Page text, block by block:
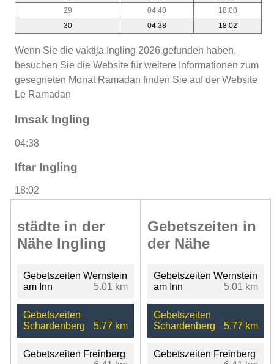
29
04:40
18:00
30
04:38 18:02
Wenn Sie die vaktija Ingling 2026 gefunden haben,
besuchen Sie die Website für weitere Informationen zum
gesegneten Monat Ramadan finden Sie auf der Website
Le Ramadan
Imsak Ingling
04:38
Iftar Ingling
18:02
städte in der
Nähe Ingling
Gebetszeiten Wernstein
am Inn
5.01 km
Gebetszeiten
Schardenberg
5.77 km
Gebetszeiten Freinberg
Gebetszeiten in
der Nähe
Gebetszeiten Wernstein
am Inn
5.01 km
Gebetszeiten
Schardenberg
5.77 km
Gebetszeiten Freinberg